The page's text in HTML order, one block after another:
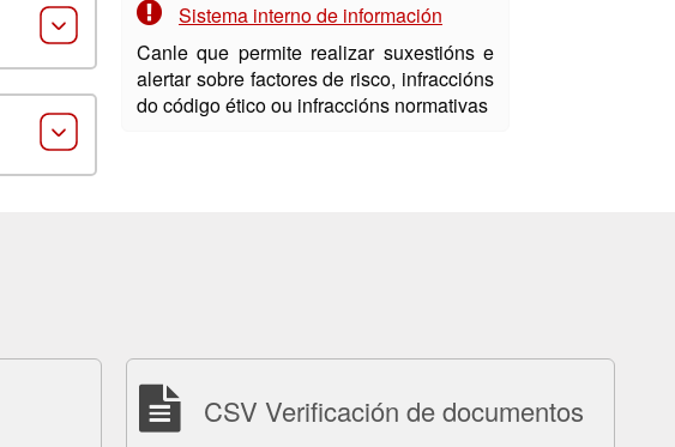
Sistema interno de información
Canle que permite realizar suxestións e
alertar sobre factores de risco, infraccións
do código ético ou infraccións normativas
CSV Verificación de documentos